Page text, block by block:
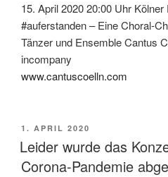
15. April 2020 20:00 Uhr Kölner
#auferstanden – Eine Choral-
Tänzer und Ensemble Cantus
incompany
www.cantuscoelln.com
VERÖFFENTLICHT
AM
1. APRIL 2020
Leider wurde das
Corona-Pandemie